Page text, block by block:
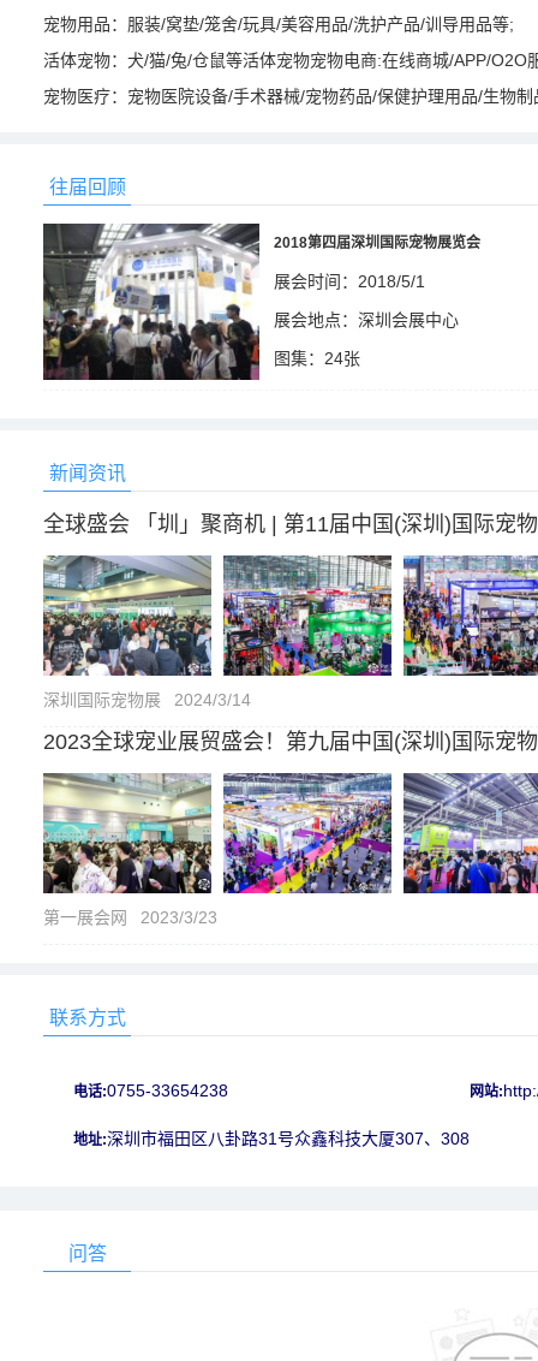
宠物用品：服装/窝垫/笼舍/玩具/美容用品/洗护产品/训导用品等;
活体宠物：犬/猫/兔/仓鼠等活体宠物宠物电商:在线商城/APP/O2O
宠物医疗：宠物医院设备/手术器械/宠物药品/保健护理用品/生物
往届回顾
2018第四届深圳国际宠物展览会
展会时间：2018/5/1
展会地点：深圳会展中心
图集：24张
新闻资讯
全球盛会 「圳」聚商机 | 第11届中国(深圳)国际宠
深圳国际宠物展 2024/3/14
2023全球宠业展贸盛会！第九届中国(深圳)国际宠
第一展会网 2023/3/23
联系方式
电话:0755-33654238 网站:
地址:深圳市福田区八卦路31号众鑫科技大厦307、308
问答